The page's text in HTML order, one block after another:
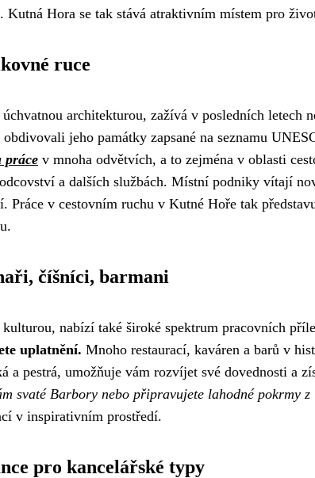
Kutná Hora se tak stává atraktivním místem pro
ruce
architekturou, zažívá v posledních
jeho památky zapsané na seznamu
práce v mnoha odvětvích, a to zejména v oblasti
a dalších službách. Místní podniky vítají
Práce v cestovním ruchu v Kutné Hoře tak
číšníci, barmani
nabízí také široké spektrum pracovních
uplatnění. Mnoho restaurací, kaváren a barů v
a pestrá, umožňuje vám rozvíjet své dovednosti a
svaté Barbory nebo připravujete lahodné pokrmy
v inspirativním prostředí.
pro kancelářské typy